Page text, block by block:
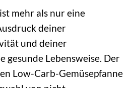
mehr als nur eine
deiner
und deiner
gesunde Lebensweise. Der
Low-Carb-Gemüsepfanne